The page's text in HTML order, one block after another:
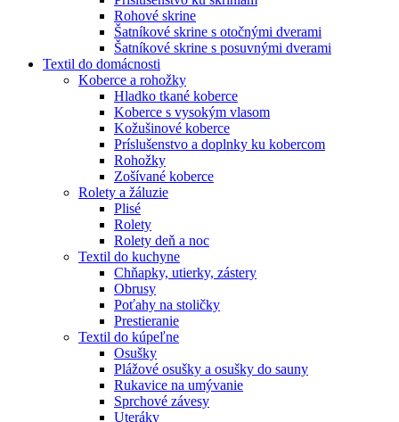
Rohové skrine
Šatníkové skrine s otočnými dverami
Šatníkové skrine s posuvnými dverami
Textil do domácnosti
Koberce a rohožky
Hladko tkané koberce
Koberce s vysokým vlasom
Kožušinové koberce
Príslušenstvo a doplnky ku kobercom
Rohožky
Zošívané koberce
Rolety a žáluzie
Plisé
Rolety
Rolety deň a noc
Textil do kuchyne
Chňapky, utierky, zástery
Obrusy
Poťahy na stoličky
Prestieranie
Textil do kúpeľne
Osušky
Plážové osušky a osušky do sauny
Rukavice na umývanie
Sprchové závesy
Uteráky